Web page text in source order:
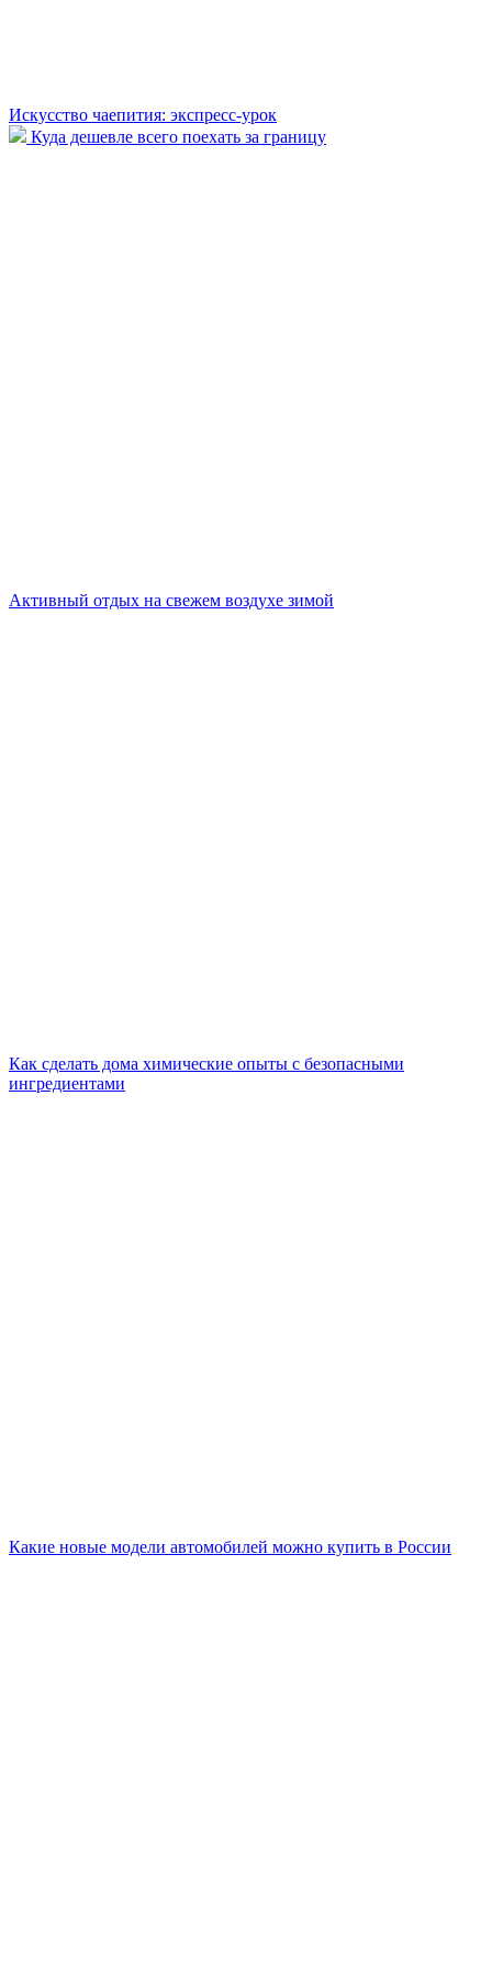
Искусство чаепития: экспресс-урок
Куда дешевле всего поехать за границу
Активный отдых на свежем воздухе зимой
Как сделать дома химические опыты с безопасными
ингредиентами
Какие новые модели автомобилей можно купить в России